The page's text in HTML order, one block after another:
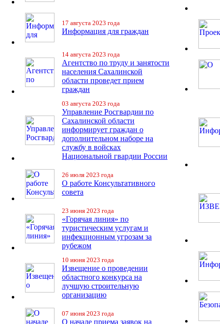
17 августа 2023 года
Информация для граждан
14 августа 2023 года
Агентство по труду и занятости
населения Сахалинской
области проведет прием
граждан
03 августа 2023 года
Управление Росгвардии по
Сахалинской области
информирует граждан о
дополнительном наборе на
службу в войсках
Национальной гвардии России
26 июля 2023 года
О работе Консультативного
совета
23 июня 2023 года
«Горячая линия» по
туристическим услугам и
инфекционным угрозам за
рубежом
10 июня 2023 года
Извещение о проведении
областного конкурса на
лучшую строительную
организацию
07 июня 2023 года
О начале приема заявок на